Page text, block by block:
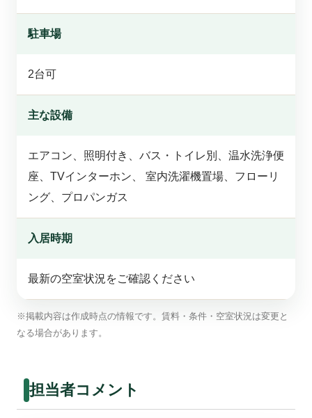
駐車場
2台可
主な設備
エアコン、照明付き、バス・トイレ別、温水洗浄便
座、TVインターホン、 室内洗濯機置場、フローリ
ング、プロパンガス
入居時期
最新の空室状況をご確認ください
※掲載内容は作成時点の情報です。賃料・条件・空室状況は変更と
なる場合があります。
担当者コメント